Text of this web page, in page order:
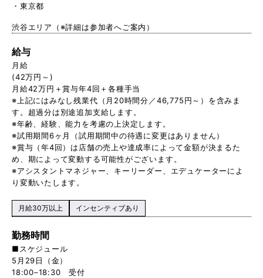
東京都
渋谷エリア（※詳細は参加者へご案内）
給与
月給
(42万円～)
月給42万円＋賞与年4回＋各種手当
※上記にはみなし残業代（月20時間分／46,775円～）を含みま
す。超過分は別途追加支給します。
※年齢、経験、能力を考慮の上決定します。
※試用期間6ヶ月（試用期間中の待遇に変更はありません）
※賞与（年4回）は店舗の売上や達成率によって金額が決まるた
め、期によって変動する可能性がございます。
※アシスタントマネジャー、キーリーダー、エデュケーターによ
り変動いたします。
月給30万以上 インセンティブあり
勤務時間
■スケジュール
5月29日（金）
18:00–18:30 受付